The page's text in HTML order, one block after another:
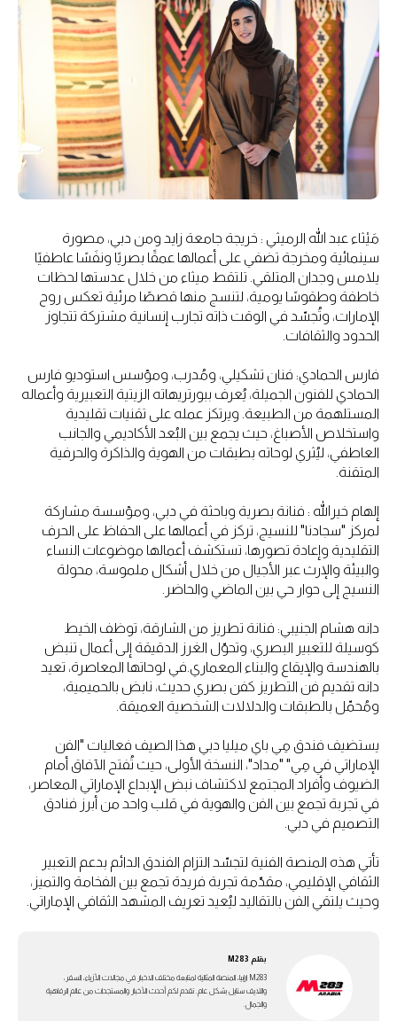
مَيْثاء عبد الله الرميثي : خريجة جامعة زايد ومن دبي، مصورة
سينمائية ومخرجة تضفي على أعمالها عمقًا بصريًا ونفَسًا عاطفيًا
يلامس وجدان المتلقي. تلتقط ميثاء من خلال عدستها لحظات
خاطفة وطقوسًا يومية، لتنسج منها قصصًا مرئية تعكس روح
الإمارات، وتُجسّد في الوقت ذاته تجارب إنسانية مشتركة تتجاوز
الحدود والثقافات.
فارس الحمادي: فنان تشكيلي، ومُدرب، ومؤسس استوديو فارس
الحمادي للفنون الجميلة، يُعرف ببورتريهاته الزيتية التعبيرية وأعماله
المستلهمة من الطبيعة. ويرتكز عمله على تقنيات تقليدية
واستخلاص الأصباغ، حيث يجمع بين البُعد الأكاديمي والجانب
العاطفي، ليُثري لوحاته بطبقات من الهوية والذاكرة والحرفية
المتقنة.
إلهام خيرالله : فنانة بصرية وباحثة في دبي، ومؤسسة مشاركة
لمركز "سجادنا" للنسيج، تركز في أعمالها على الحفاظ على الحرف
التقليدية وإعادة تصورها، تستكشف أعمالها موضوعات النساء
والبيئة والإرث عبر الأجيال من خلال أشكال ملموسة، محولة
النسيج إلى حوار حي بين الماضي والحاضر.
دانه هشام الجنيبي: فنانة تطريز من الشارقة، توظف الخيط
كوسيلة للتعبير البصري، وتحوّل الغرز الدقيقة إلى أعمال تنبض
بالهندسة والإيقاع والبناء المعماري.في لوحاتها المعاصرة، تعيد
دانه تقديم فن التطريز كفن بصري حديث، نابض بالحميمية،
ومُحمّل بالطبقات والدلالات الشخصية العميقة.
يستضيف فندق مِي باي ميليا دبي هذا الصيف فعاليات "الفن
الإماراتي في مِي" "مداد"، النسخة الأولى، حيث تُفتح الآفاق أمام
الضيوف وأفراد المجتمع لاكتشاف نبض الإبداع الإماراتي المعاصر،
في تجربة تجمع بين الفن والهوية في قلب واحد من أبرز فنادق
التصميم في دبي.
تأتي هذه المنصة الفنية لتجسّد التزام الفندق الدائم بدعم التعبير
الثقافي الإقليمي، مقدّمة تجربة فريدة تجمع بين الفخامة والتميز،
وحيث يلتقي الفن بالتقاليد ليُعيد تعريف المشهد الثقافي الإماراتي.
بقلم M283
M283 ارابيا، المنصة المثالية لمتابعة مختلف الاخبار في مجالات الأزياء، السفر،
واللايف ستايل بشكل عام. تقدم لكم أحدث الأخبار والمستجدات من عالم الرفاهية
والجمال.